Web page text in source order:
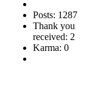
Posts: 1287
Thank you
received: 2
Karma: 0